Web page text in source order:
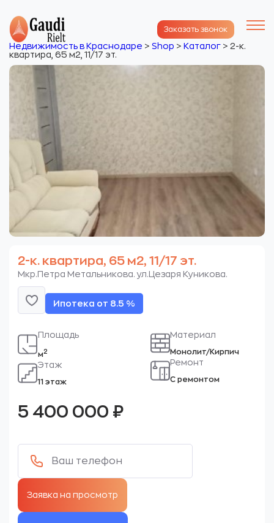
Заказать звонок
Недвижимость в Краснодаре > Shop > Каталог > 2-к.
квартира, 65 м2, 11/17 эт.
2-к. квартира, 65 м2, 11/17 эт.
Мкр.Петра Метальникова. ул.Цезаря Куникова.
Ипотека от 8.5 %
Площадь
м2
Этаж
11 этаж
Материал
Монолит/Кирпич
Ремонт
С ремонтом
5 400 000 ₽